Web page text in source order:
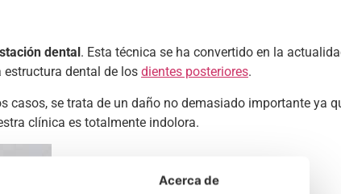
dental . Esta técnica se ha convertido en la
estructura dental de los dientes posteriores.
casos, se trata de un daño no demasiado importante ya
clínica es totalmente indolora.
Acerca de